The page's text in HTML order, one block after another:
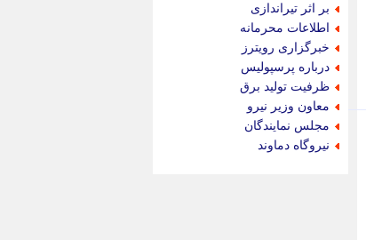
بر اثر تیراندازی
اطلاعات محرمانه
خبرگزاری رویترز
درباره پرسپولیس
ظرفیت تولید برق
معاون وزیر نیرو
مجلس نمایندگان
نیروگاه دماوند